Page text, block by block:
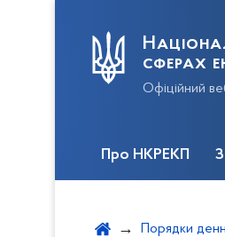
сферах
Офіційний
Про НКРЕКП
Порядки